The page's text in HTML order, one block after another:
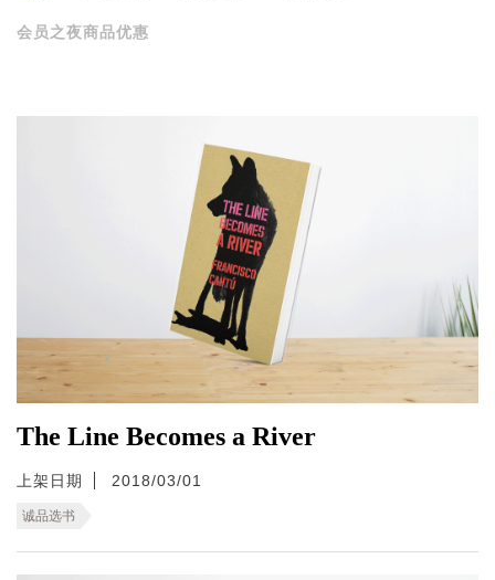
会员之夜商品优惠
The Line Becomes a River
上架日期 2018/03/01
诚品选书